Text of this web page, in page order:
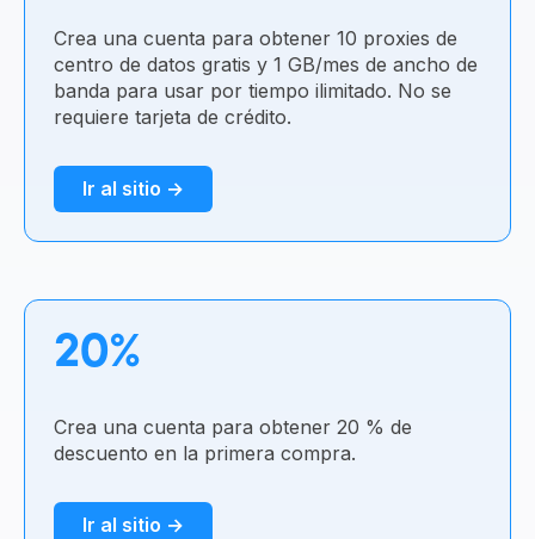
Crea una cuenta para obtener 10 proxies de
centro de datos gratis y 1 GB/mes de ancho de
banda para usar por tiempo ilimitado. No se
requiere tarjeta de crédito.
Ir al sitio →
20%
Crea una cuenta para obtener 20 % de
descuento en la primera compra.
Ir al sitio →